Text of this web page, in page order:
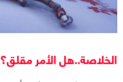
الخلاصة..هل الأمر مقلق؟